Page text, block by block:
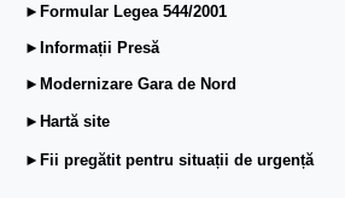
►Formular Legea 544/2001
►Informații Presă
►Modernizare Gara de Nord
►Hartă site
►Fii pregătit pentru situații de urgență